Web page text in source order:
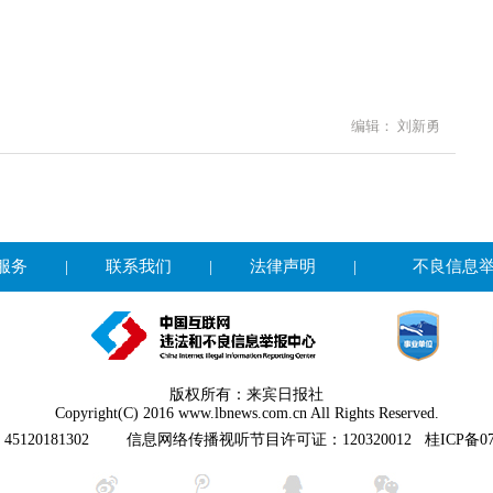
编辑： 刘新勇
务 | 联系我们 | 法律声明 | 不良信息
版权所有：来宾日报社
Copyright(C) 2016 www.lbnews.com.cn All Rights Reserved.
信息网络传播视听节目许可证：120320012 桂ICP备